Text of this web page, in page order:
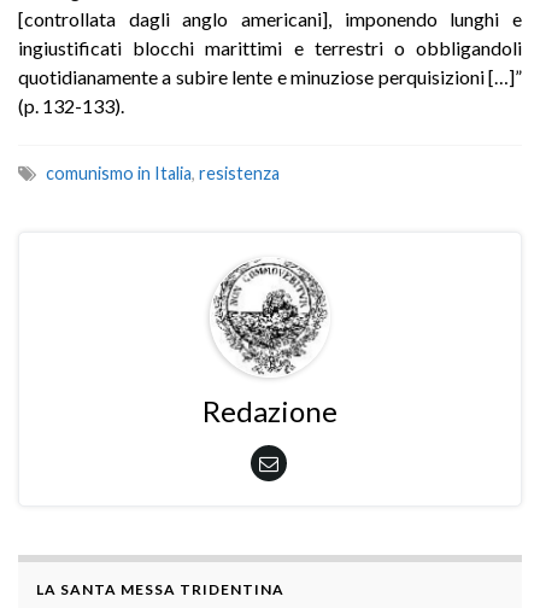
[controllata dagli anglo americani], imponendo lunghi e
ingiustificati blocchi marittimi e terrestri o obbligandoli
quotidianamente a subire lente e minuziose perquisizioni […]”
(p. 132-133).
comunismo in Italia, resistenza
Redazione
LA SANTA MESSA TRIDENTINA